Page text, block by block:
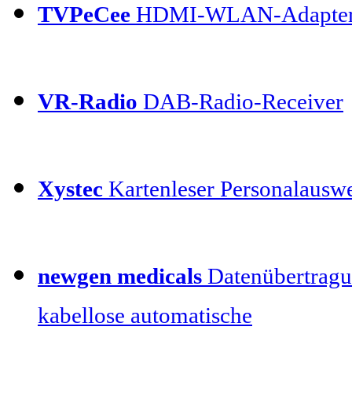
TVPeCee HDMI-WLAN-
VR-Radio DAB-Radio-Receiver
Xystec Kartenleser
newgen medicals
kabellose automatische